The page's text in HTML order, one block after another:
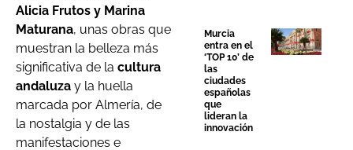
Alicia Frutos y Marina
Maturana, unas obras que
muestran la belleza más
significativa de la cultura
andaluza y la huella
marcada por Almería, de
la nostalgia y de las
manifestaciones e
Murcia
entra en el
‘TOP 10’ de
las
ciudades
españolas
que
lideran la
innovación